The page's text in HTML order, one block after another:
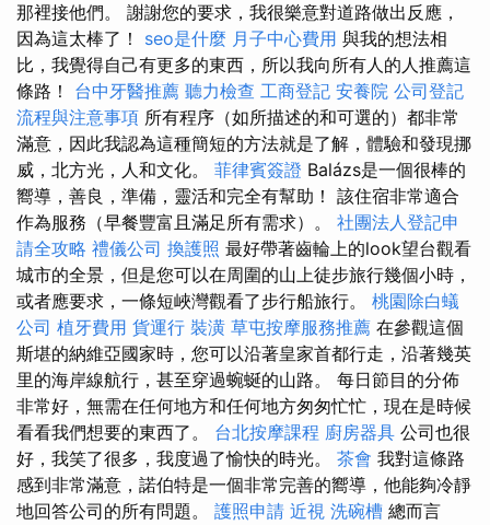
那裡接他們。 謝謝您的要求，我很樂意對道路做出反應，
因為這太棒了！ seo是什麼 月子中心費用 與我的想法相
比，我覺得自己有更多的東西，所以我向所有人的人推薦這
條路！ 台中牙醫推薦 聽力檢查 工商登記 安養院 公司登記
流程與注意事項 所有程序（如所描述的和可選的）都非常
滿意，因此我認為這種簡短的方法就是了解，體驗和發現挪
威，北方光，人和文化。 菲律賓簽證 Balázs是一個很棒的
嚮導，善良，準備，靈活和完全有幫助！ 該住宿非常適合
作為服務（早餐豐富且滿足所有需求）。 社團法人登記申
請全攻略 禮儀公司 換護照 最好帶著齒輪上的look望台觀看
城市的全景，但是您可以在周圍的山上徒步旅行幾個小時，
或者應要求，一條短峽灣觀看了步行船旅行。 桃園除白蟻
公司 植牙費用 貨運行 裝潢 草屯按摩服務推薦 在參觀這個
斯堪的納維亞國家時，您可以沿著皇家首都行走，沿著幾英
里的海岸線航行，甚至穿過蜿蜒的山路。 每日節目的分佈
非常好，無需在任何地方和任何地方匆匆忙忙，現在是時候
看看我們想要的東西了。 台北按摩課程 廚房器具 公司也很
好，我笑了很多，我度過了愉快的時光。 茶會 我對這條路
感到非常滿意，諾伯特是一個非常完善的嚮導，他能夠冷靜
地回答公司的所有問題。 護照申請 近視 洗碗槽 總而言